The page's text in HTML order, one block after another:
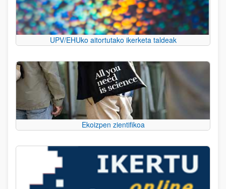
UPV/EHUko aitortutako ikerketa taldeak
Ekoizpen zientifikoa